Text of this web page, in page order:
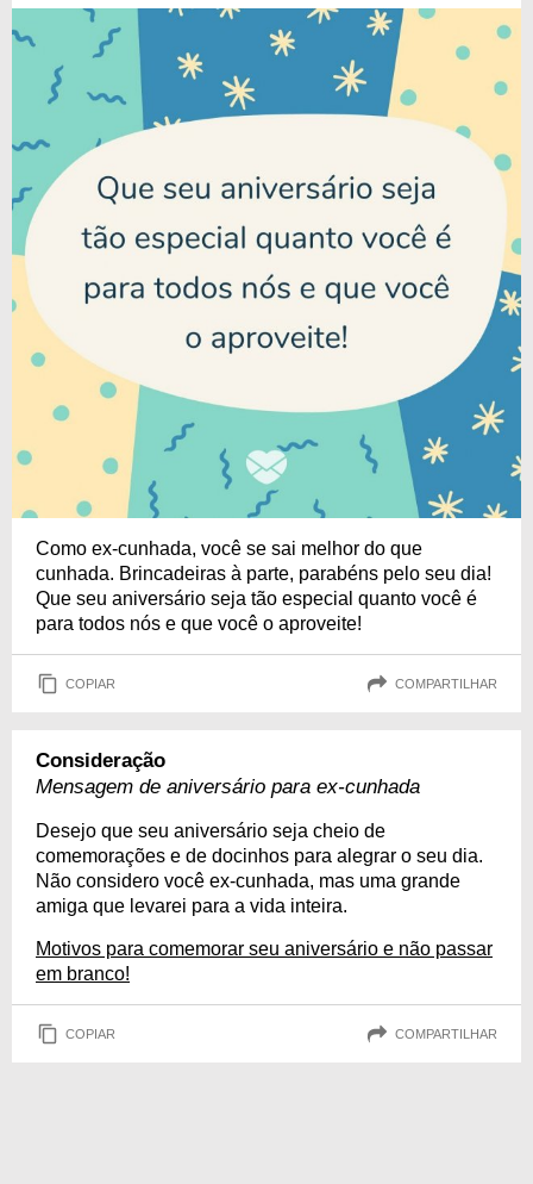
Como ex-cunhada, você se sai melhor do que
cunhada. Brincadeiras à parte, parabéns pelo seu dia!
Que seu aniversário seja tão especial quanto você é
para todos nós e que você o aproveite!
COPIAR COMPARTILHAR
Consideração
Mensagem de aniversário para ex-cunhada
Desejo que seu aniversário seja cheio de
comemorações e de docinhos para alegrar o seu dia.
Não considero você ex-cunhada, mas uma grande
amiga que levarei para a vida inteira.
Motivos para comemorar seu aniversário e não passar
em branco!
COPIAR COMPARTILHAR